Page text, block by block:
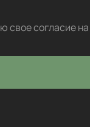
свое согласие на